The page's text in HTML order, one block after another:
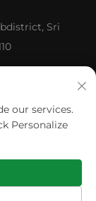
Sri
Ltd. Todos los
our services.
Personalize